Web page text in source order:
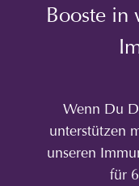
Booste in
Wenn Du
unterstützen
unseren
für